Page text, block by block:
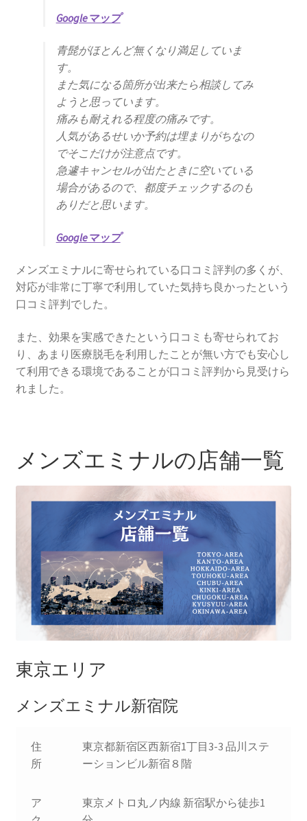
Googleマップ
青髭がほとんど無くなり満足していま
す。
また気になる箇所が出来たら相談してみ
ようと思っています。
痛みも耐えれる程度の痛みです。
人気があるせいか予約は埋まりがちなの
でそこだけが注意点です。
急遽キャンセルが出たときに空いている
場合があるので、都度チェックするのも
ありだと思います。
Googleマップ
メンズエミナルに寄せられている口コミ評判の多くが、
対応が非常に丁寧で利用していた気持ち良かったという
口コミ評判でした。
また、効果を実感できたという口コミも寄せられてお
り、あまり医療脱毛を利用したことが無い方でも安心し
て利用できる環境であることが口コミ評判から見受けら
れました。
メンズエミナルの店舗一覧
東京エリア
メンズエミナル新宿院
住
所
東京都新宿区西新宿1丁目3-3 品川ステ
ーションビル新宿８階
ア
東京メトロ丸ノ内線 新宿駅から徒歩1